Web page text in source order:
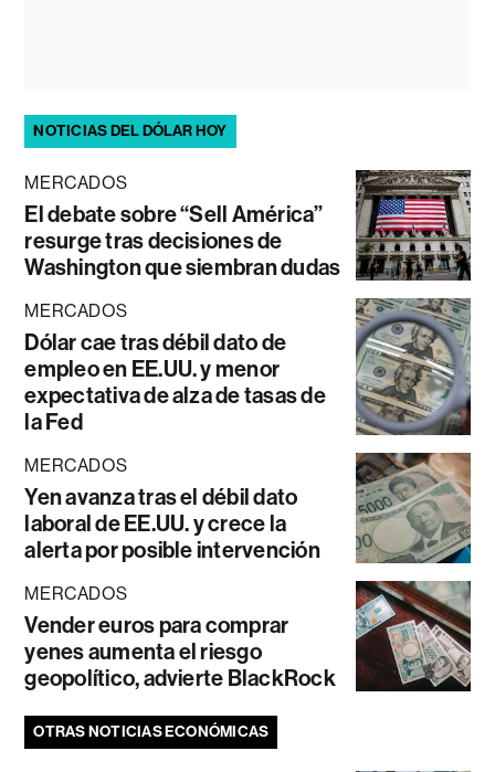
NOTICIAS DEL DÓLAR HOY
MERCADOS
El debate sobre “Sell América”
resurge tras decisiones de
Washington que siembran dudas
MERCADOS
Dólar cae tras débil dato de
empleo en EE.UU. y menor
expectativa de alza de tasas de
la Fed
MERCADOS
Yen avanza tras el débil dato
laboral de EE.UU. y crece la
alerta por posible intervención
MERCADOS
Vender euros para comprar
yenes aumenta el riesgo
geopolítico, advierte BlackRock
OTRAS NOTICIAS ECONÓMICAS